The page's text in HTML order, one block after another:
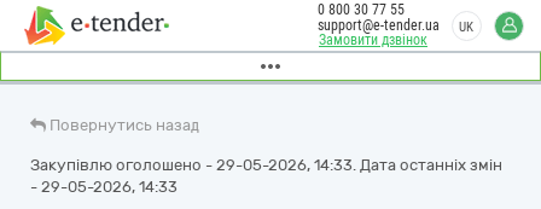
Замовити дзвінок
0 800 30 77 55
support@e-tender.ua
UK
Повернутись назад
Закупівлю оголошено - 29-05-2026, 14:33. Дата останніх змін
- 29-05-2026, 14:33